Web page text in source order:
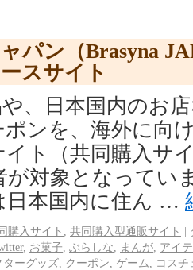
パン（Brasyna
スサイト
、日本国内のお
ンを、海外に向
ト（共同購入サ
が対象となってい
日本国内に住ん …
購入サイト 共同購入型通販サイト |
, お菓子 ぶらしな まんが アイ
ターグッズ クーポン ゲーム
コスチ